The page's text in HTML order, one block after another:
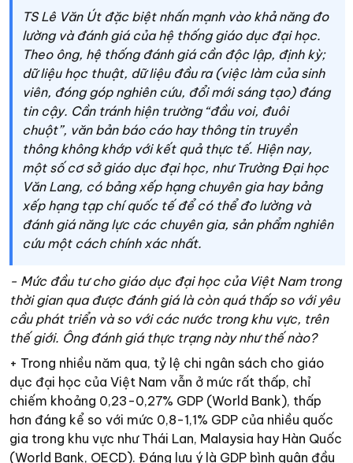
TS Lê Văn Út đặc biệt nhấn mạnh vào khả năng đo
lường và đánh giá của hệ thống giáo dục đại học.
Theo ông, hệ thống đánh giá cần độc lập, định kỳ;
dữ liệu học thuật, dữ liệu đầu ra (việc làm của sinh
viên, đóng góp nghiên cứu, đổi mới sáng tạo) đáng
tin cậy. Cần tránh hiện trường “đầu voi, đuôi
chuột”, văn bản báo cáo hay thông tin truyền
thông không khớp với kết quả thực tế. Hiện nay,
một số cơ sở giáo dục đại học, như Trường Đại học
Văn Lang, có bảng xếp hạng chuyên gia hay bảng
xếp hạng tạp chí quốc tế để có thể đo lường và
đánh giá năng lực các chuyên gia, sản phẩm nghiên
cứu một cách chính xác nhất.
- Mức đầu tư cho giáo dục đại học của Việt Nam trong
thời gian qua được đánh giá là còn quá thấp so với yêu
cầu phát triển và so với các nước trong khu vực, trên
thế giới. Ông đánh giá thực trạng này như thế nào?
+ Trong nhiều năm qua, tỷ lệ chi ngân sách cho giáo
dục đại học của Việt Nam vẫn ở mức rất thấp, chỉ
chiếm khoảng 0,23-0,27% GDP (World Bank), thấp
hơn đáng kể so với mức 0,8-1,1% GDP của nhiều quốc
gia trong khu vực như Thái Lan, Malaysia hay Hàn Quốc
(World Bank, OECD). Đáng lưu ý là GDP bình quân đầu